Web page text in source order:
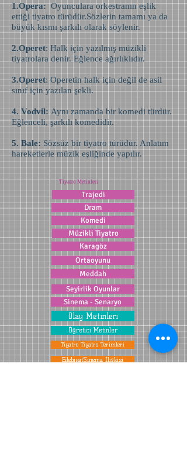
1.Opera:Oyunculara orkestranın eşlik
ettiği tiyatro türüdür.Sözlerin tamamı ya da
büyük kısmı şarkılı olarak söylenir.
2.Operet: Halk için yazılmış müzikli
tiyatrolara denir. Eğlence ağırlıklıdır.
3.Operet: Operetin halk için değil de asil
sınıf için yazılan şekli.
4. Vodvil: Aynı zamanda bir komedi türdür.
Eğlenceli, şarkılı komedidir.
5. Bale: Sözsüz bir tiyatro türüdür. Anlatım
hareketlerle müzik eşliğinde yapılır.
Tiyatro Metinleri
Trajedi
Dram
Komedi
Müzikli Tiyatro
Karagöz
Ortaoyunu
Meddah
Seyirlik Oyunlar
Sinema - Senaryo
Olay Metinleri
Öğretici Metinler
Tiyatro Tiyatro Terimleri
EdebiyatSinema İlişkisi